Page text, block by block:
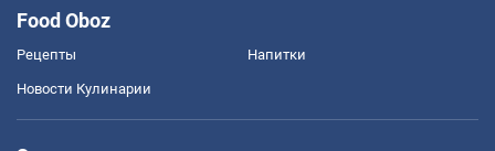
Food Oboz
Рецепты Напитки
Новости Кулинарии